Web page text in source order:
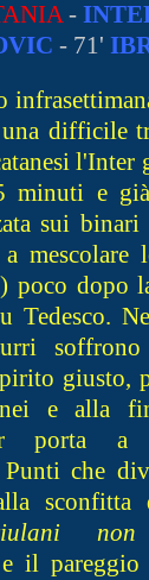
-
- 71'
difficile
l'Inter
minuti e
sui binari
mescolare
poco dopo
Tedesco.
giusto,
e alla
porta
che
sconfitta
non
il pareggio